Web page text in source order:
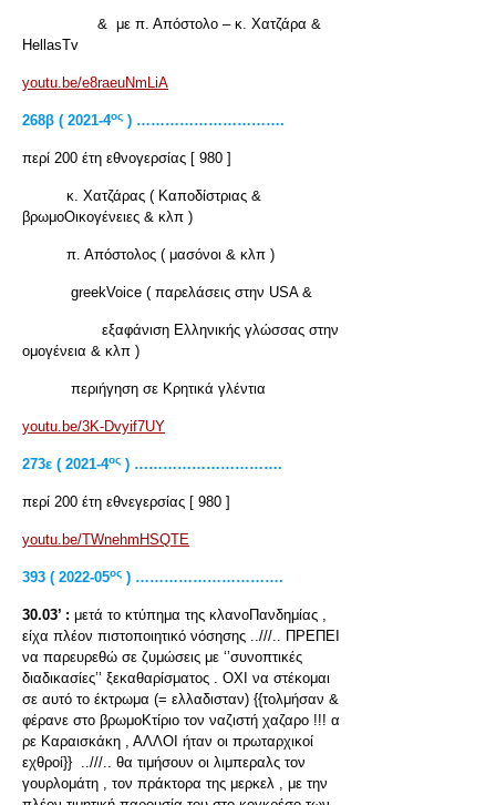
& με π. Απόστολο – κ. Χατζάρα &
HellasTv
youtu.be/e8raeuNmLiA
268β ( 2021-4ος ) ………………………….
περί 200 έτη εθνογερσίας [ 980 ]
κ. Χατζάρας ( Καποδίστριας &
βρωμοΟικογένειες & κλπ )
π. Απόστολος ( μασόνοι & κλπ )
greekVoice ( παρελάσεις στην USA &
εξαφάνιση Ελληνικής γλώσσας στην
ομογένεια & κλπ )
περιήγηση σε Κρητικά γλέντια
youtu.be/3K-Dvyif7UY
273ε ( 2021-4ος ) ………………………….
περί 200 έτη εθνεγερσίας [ 980 ]
youtu.be/TWnehmHSQTE
393 ( 2022-05ος ) ………………………….
30.03’ : μετά το κτύπημα της κλανοΠανδημίας ,
είχα πλέον πιστοποιητικό νόσησης ..///.. ΠΡΕΠΕΙ
να παρευρεθώ σε ζυμώσεις με ‘’συνοπτικές
διαδικασίες’’ ξεκαθαρίσματος . ΟΧΙ να στέκομαι
σε αυτό το έκτρωμα (= ελλαδισταν) {{τολμήσαν &
φέρανε στο βρωμοΚτίριο τον ναζιστή χαζαρο !!! α
ρε Καραισκάκη , ΑΛΛΟΙ ήταν οι πρωταρχικοί
εχθροί}} ..///.. θα τιμήσουν οι λιμπεραλς τον
γουρλομάτη , τον πράκτορα της μερκελ , με την